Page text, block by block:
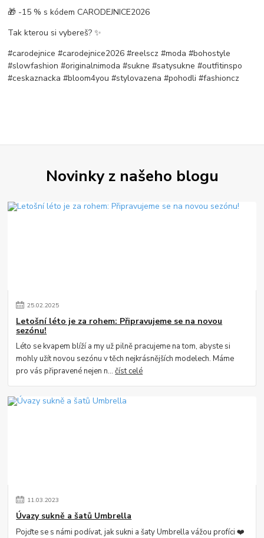
🎁 -15 % s kódem CARODEJNICE2026
Tak kterou si vybereš? ✨
#carodejnice #carodejnice2026 #reelscz #moda #bohostyle
#slowfashion #originalnimoda #sukne #satysukne #outfitinspo
#ceskaznacka #bloom4you #stylovazena #pohodli #fashioncz
Novinky z našeho blogu
25.02.2025
Letošní léto je za rohem: Připravujeme se na novou
sezónu!
Léto se kvapem blíží a my už pilně pracujeme na tom, abyste si
mohly užít novou sezónu v těch nejkrásnějších modelech. Máme
pro vás připravené nejen n...číst celé
11.03.2023
Úvazy sukně a šatů Umbrella
Pojďte se s námi podívat, jak sukni a šaty Umbrella vážou profíci ❤️